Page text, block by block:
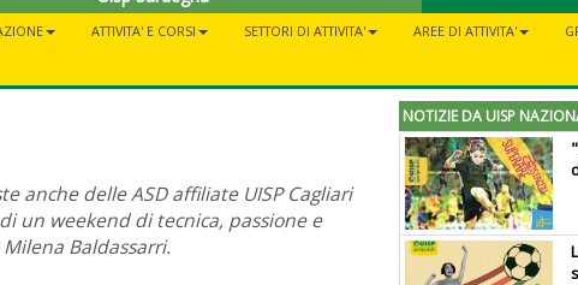
ATTIVITA' E CORSI SETTORI DI ATTIVITA' AREE DI ATTIVITA'
anche delle ASD affiliate UISP Cagliari
un weekend di tecnica, passione e
Baldassarri.
NOTIZIE DA UISP